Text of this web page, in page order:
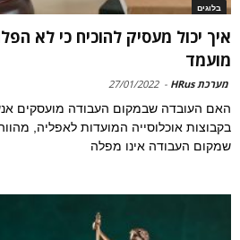
בלוגים
איך יכול מעסיק להוכיח כי לא
מועמד
מערכת HRus -
27/01/2022
האם העובדה שבמקום העבודה מועסקים
בקבוצות אוכלוסייה המועדות לאפליה,
שמקום העבודה אינו מפלה